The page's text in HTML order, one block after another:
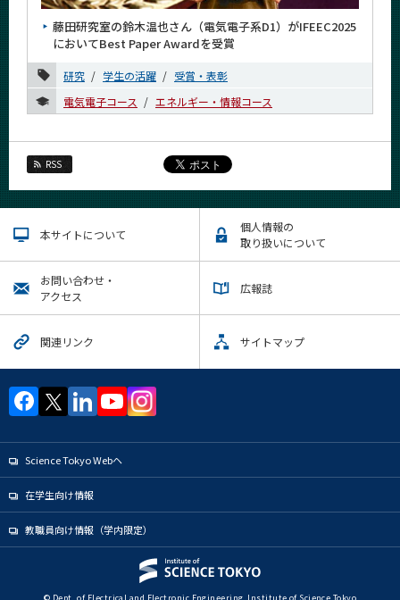
藤田研究室の鈴木温也さん（電気電子系D1）がIFEEC2025
においてBest Paper Awardを受賞
研究 学生の活躍
受賞・表彰
電気電子コース
エネルギー・情報コース
RSS
本サイトについて
個人情報の
取り扱いについて
お問い合わせ・
アクセス
広報誌
関連リンク サイトマップ
Science Tokyo Webヘ
在学生向け情報
教職員向け情報（学内限定）
© Dept. of Electrical and Electronic Engineering, Institute of Science Tokyo